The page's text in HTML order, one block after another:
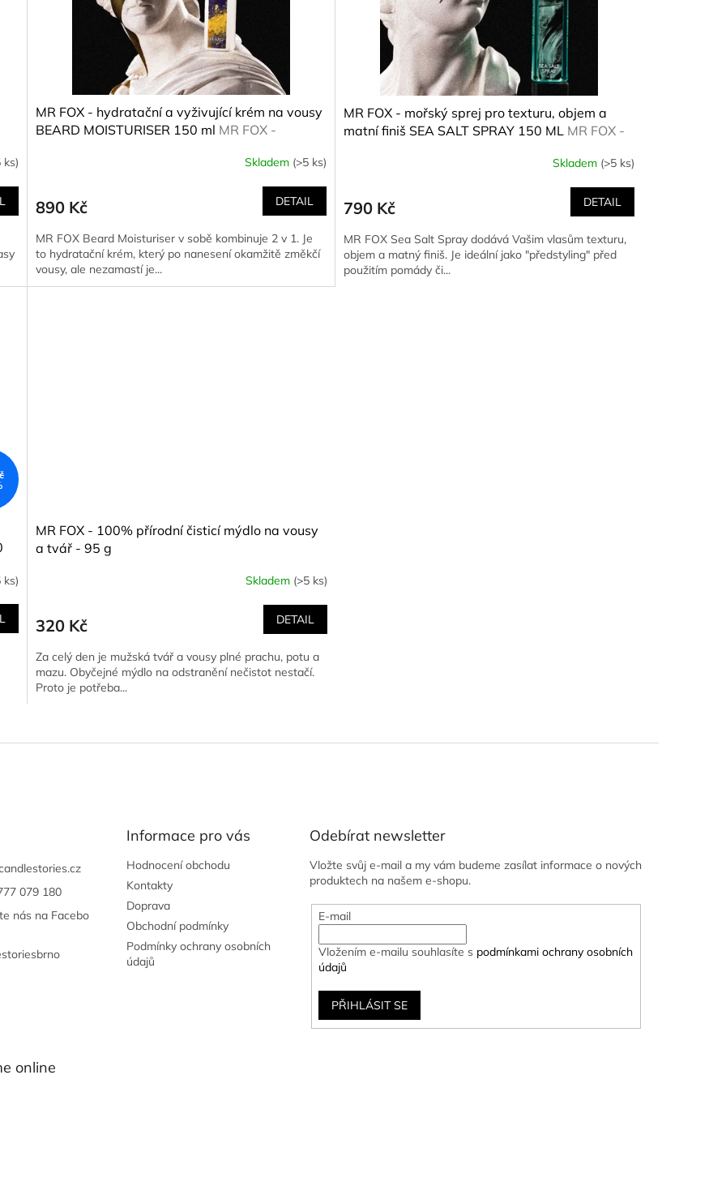
ks)
MR FOX - hydratační a vyživující krém na vousy
BEARD MOISTURISER 150 ml MR FOX -
Skladem (>5 ks)
890 Kč DETAIL
MR FOX Beard Moisturiser v sobě kombinuje 2 v 1. Je
to hydratační krém, který po nanesení okamžitě změkčí
vousy, ale nezamastí je...
MR FOX - mořský sprej pro texturu, objem a
matní finiš SEA SALT SPRAY 150 ML MR FOX -
Skladem (>5 ks)
790 Kč DETAIL
MR FOX Sea Salt Spray dodává Vašim vlasům texturu,
objem a matný finiš. Je ideální jako "předstyling" před
použitím pomády či...
ks)
MR FOX - 100% přírodní čisticí mýdlo na vousy
a tvář - 95 g
Skladem (>5 ks)
320 Kč DETAIL
Za celý den je mužská tvář a vousy plné prachu, potu a
mazu. Obyčejné mýdlo na odstranění nečistot nestačí.
Proto je potřeba...
v
í
r
v
ý
p
079 180
nás na Facebo
Informace pro vás
Hodnocení obchodu
Kontakty
Doprava
Obchodní podmínky
Podmínky ochrany osobních
údajů
Odebírat newsletter
Vložte svůj e-mail a my vám budeme zasílat informace o nových
produktech na našem e-shopu.
E-mail
Vložením e-mailu souhlasíte s podmínkami ochrany osobních
údajů
PŘIHLÁSIT SE
online